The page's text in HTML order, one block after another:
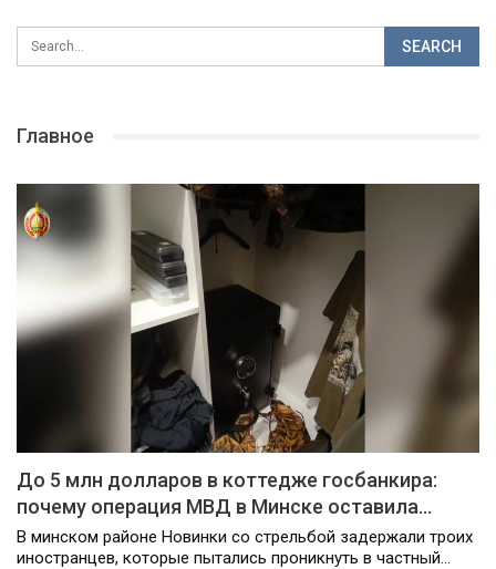
Главное
До 5 млн долларов в коттедже госбанкира:
почему операция МВД в Минске оставила…
В минском районе Новинки со стрельбой задержали троих
иностранцев, которые пытались проникнуть в частный…